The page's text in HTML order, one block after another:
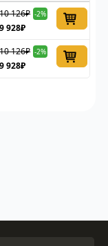
10 126₽ -2%
9 928₽
10 126₽ -2%
9 928₽